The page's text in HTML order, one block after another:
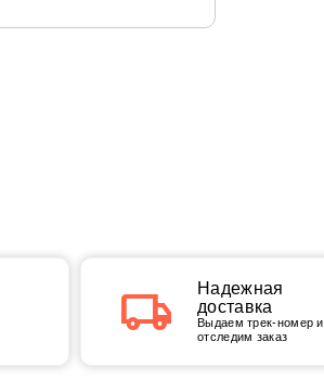
local_shipping
Надежная
доставка
Выдаем трек-номер и
отследим заказ